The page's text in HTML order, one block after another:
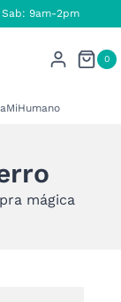
9am-2pm
0
mágica